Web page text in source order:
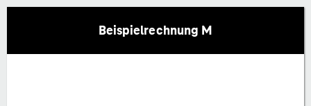
Beispielrechnung M